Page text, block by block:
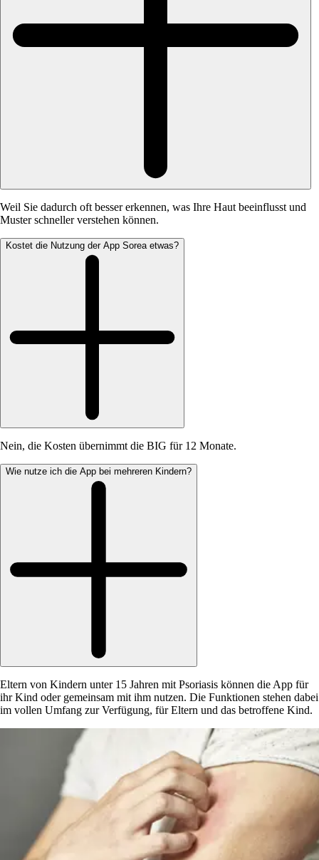
Weil Sie dadurch oft besser erkennen, was Ihre Haut beeinflusst und
Muster schneller verstehen können.
Kostet die Nutzung der App Sorea etwas?
Nein, die Kosten übernimmt die BIG für 12 Monate.
Wie nutze ich die App bei mehreren Kindern?
Eltern von Kindern unter 15 Jahren mit Psoriasis können die App für
ihr Kind oder gemeinsam mit ihm nutzen. Die Funktionen stehen dabei
im vollen Umfang zur Verfügung, für Eltern und das betroffene Kind.